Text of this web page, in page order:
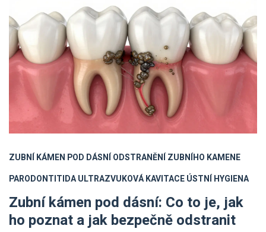
ZUBNÍ KÁMEN POD DÁSNÍODSTRANĚNÍ ZUBNÍHO KAMENE
PARODONTITIDAULTRAZVUKOVÁ KAVITACEÚSTNÍ HYGIENA
Zubní kámen pod dásní: Co to je, jak
ho poznat a jak bezpečně odstranit